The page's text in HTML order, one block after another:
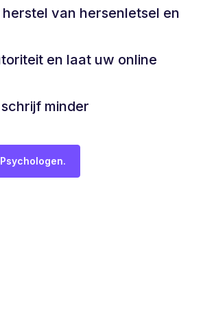
van hersenletsel en
en laat uw online
minder